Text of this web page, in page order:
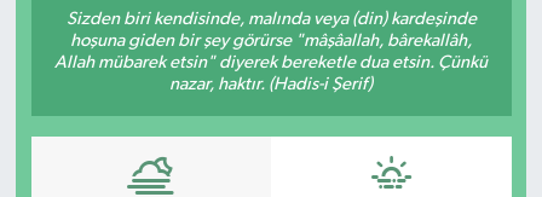
Sizden biri kendisinde, malında veya (din) kardeşinde
hoşuna giden bir şey görürse "mâşâallah, bârekallâh,
Allah mübarek etsin" diyerek bereketle dua etsin. Çünkü
nazar, haktır. (Hadis-i Şerif)
Siyaset